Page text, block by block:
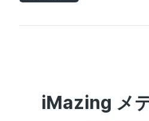
iMazing メ